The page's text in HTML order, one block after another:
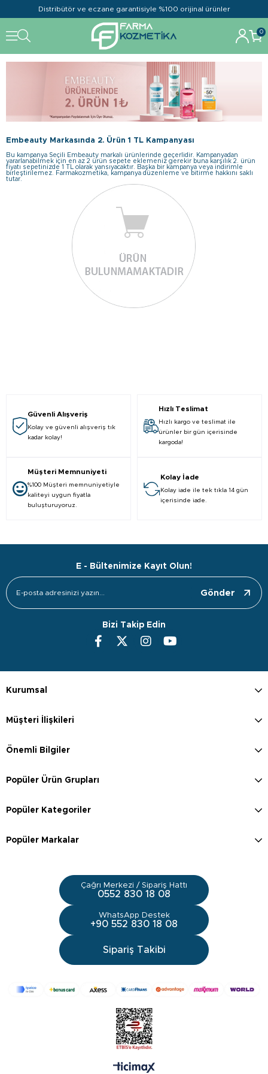
Distribütör ve eczane garantisiyle %100 orijinal ürünler
0
Embeauty Markasında 2. Ürün 1 TL Kampanyası
Bu kampanya Seçili Embeauty markalı ürünlerinde geçerlidir. Kampanyadan
yararlanabilmek için en az 2 ürün sepete eklemeniz gerekir buna karşılık 2. ürün
fiyatı sepetinizde 1 TL olarak yansıyacaktır. Başka bir kampanya veya indirimle
birleştirilemez. Farmakozmetika, kampanya düzenleme ve bitirme hakkını saklı
tutar.
Güvenli Alışveriş
Kolay ve güvenli alışveriş tık
kadar kolay!
Hızlı Teslimat
Hızlı kargo ve teslimat ile
ürünler bir gün içerisinde
kargoda!
Müşteri Memnuniyeti
%100 Müşteri memnuniyetiyle
kaliteyi uygun fiyatla
buluşturuyoruz.
Kolay İade
Kolay iade ile tek tıkla 14 gün
içerisinde iade.
E - Bültenimize Kayıt Olun!
Gönder
Bizi Takip Edin
Kurumsal
Müşteri İlişkileri
Önemli Bilgiler
Popüler Ürün Grupları
Popüler Kategoriler
Popüler Markalar
Çağrı Merkezi / Sipariş Hattı
0552 830 18 08
WhatsApp Destek
+90 552 830 18 08
Sipariş Takibi